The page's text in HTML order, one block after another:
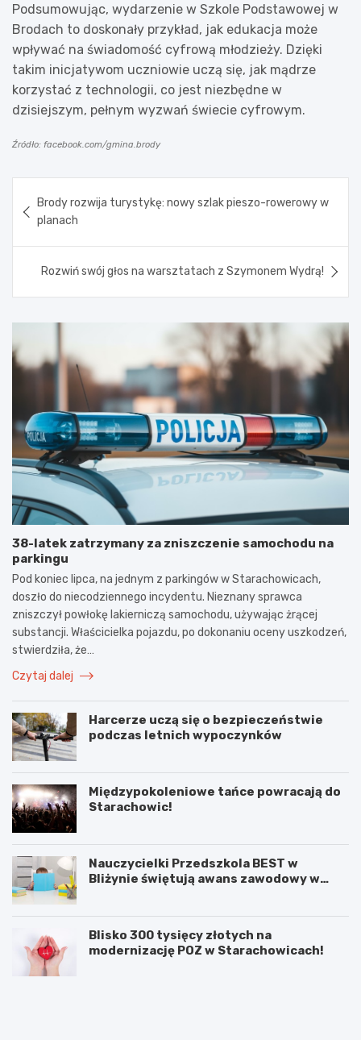
Podsumowując, wydarzenie w Szkole Podstawowej w
Brodach to doskonały przykład, jak edukacja może
wpływać na świadomość cyfrową młodzieży. Dzięki
takim inicjatywom uczniowie uczą się, jak mądrze
korzystać z technologii, co jest niezbędne w
dzisiejszym, pełnym wyzwań świecie cyfrowym.
Źródło: facebook.com/gmina.brody
wpisu
Brody rozwija turystykę: nowy szlak pieszo-rowerowy w
planach
Rozwiń swój głos na warsztatach z Szymonem Wydrą!
38-latek zatrzymany za zniszczenie samochodu na
parkingu
Pod koniec lipca, na jednym z parkingów w Starachowicach,
doszło do niecodziennego incydentu. Nieznany sprawca
zniszczył powłokę lakierniczą samochodu, używając żrącej
substancji. Właścicielka pojazdu, po dokonaniu oceny uszkodzeń,
stwierdziła, że…
Czytaj dalej
Harcerze uczą się o bezpieczeństwie
podczas letnich wypoczynków
Międzypokoleniowe tańce powracają do
Starachowic!
Nauczycielki Przedszkola BEST w
Bliżynie świętują awans zawodowy w
Blisko 300 tysięcy złotych na
modernizację POZ w Starachowicach!